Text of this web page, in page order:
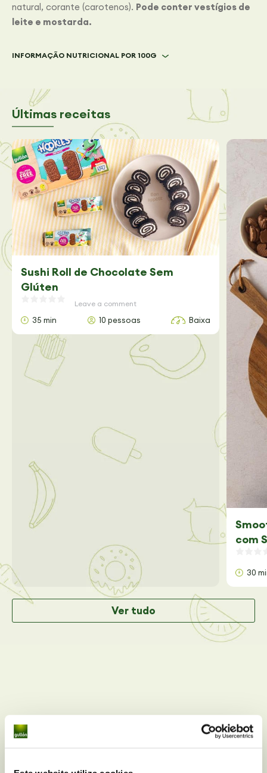
natural, corante (carotenos). Pode conter vestígios de
leite e mostarda.
INFORMAÇÃO NUTRICIONAL POR 100G
Últimas receitas
Sushi Roll de Chocolate Sem
Glúten
Leave a comment
35 min 10 pessoas Baixa
com
30
Ver tudo